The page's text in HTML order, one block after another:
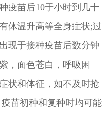
疫苗后10于小时到几十
体温升高等全身症状;过
现于接种疫苗后数分钟
，面色苍白，呼吸困
状和体征，如不及时抢
苗初种和复种时均可能